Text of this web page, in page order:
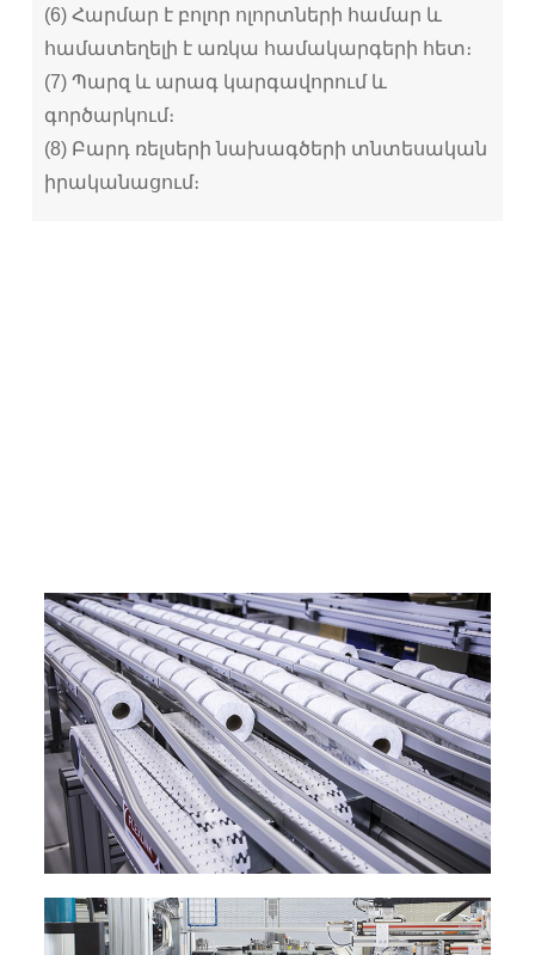
(6) Հարմար է բոլոր ոլորտների համար և
համատեղելի է առկա համակարգերի հետ։
(7) Պարզ և արագ կարգավորում և
գործարկում։
(8) Բարդ ռելսերի նախագծերի տնտեսական
իրականացում։